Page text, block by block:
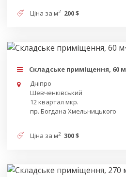
Ціна за м2 200 $
Складське приміщення, 60 м
Дніпро
Шевченківський
12 квартал мкр.
пр. Богдана Хмельницького
Ціна за м2 300 $